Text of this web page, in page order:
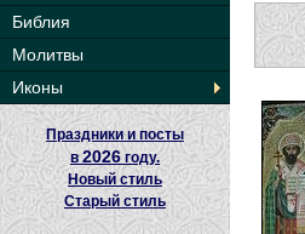
Библия
Молитвы
Иконы
Праздники и посты
в2026 году.
Новый стиль
Старый стиль